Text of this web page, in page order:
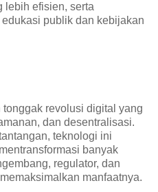
lebih efisien, serta
publik dan kebijakan
revolusi digital yang
dan desentralisasi.
teknologi ini
banyak
regulator, dan
manfaatnya.